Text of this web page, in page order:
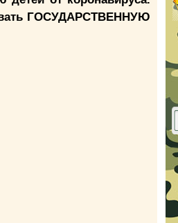
ГОСУДАРСТВЕННУЮ